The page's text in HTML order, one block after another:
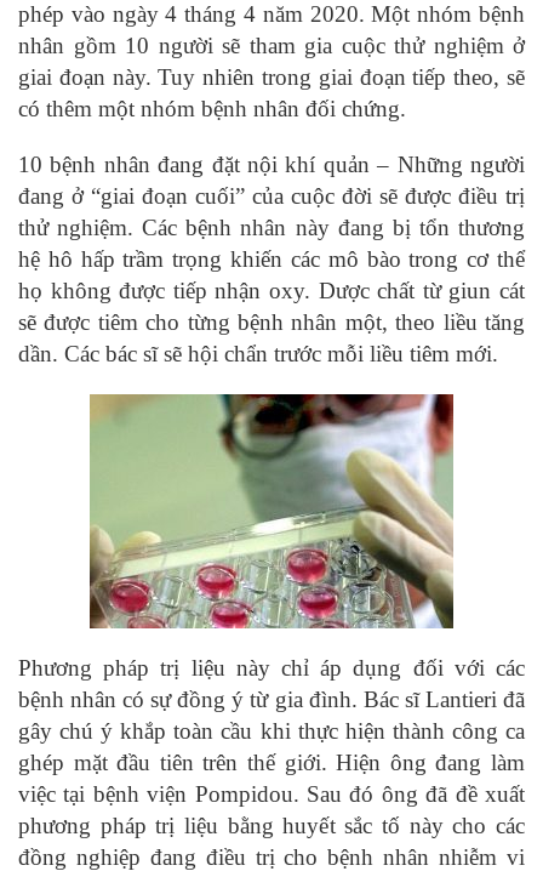
phép vào ngày 4 tháng 4 năm 2020. Một nhóm bệnh
nhân gồm 10 người sẽ tham gia cuộc thử nghiệm ở
giai đoạn này. Tuy nhiên trong giai đoạn tiếp theo, sẽ
có thêm một nhóm bệnh nhân đối chứng.
10 bệnh nhân đang đặt nội khí quản – Những người
đang ở “giai đoạn cuối” của cuộc đời sẽ được điều trị
thử nghiệm. Các bệnh nhân này đang bị tổn thương
hệ hô hấp trầm trọng khiến các mô bào trong cơ thể
họ không được tiếp nhận oxy. Dược chất từ giun cát
sẽ được tiêm cho từng bệnh nhân một, theo liều tăng
dần. Các bác sĩ sẽ hội chẩn trước mỗi liều tiêm mới.
Phương pháp trị liệu này chỉ áp dụng đối với các
bệnh nhân có sự đồng ý từ gia đình. Bác sĩ Lantieri đã
gây chú ý khắp toàn cầu khi thực hiện thành công ca
ghép mặt đầu tiên trên thế giới. Hiện ông đang làm
việc tại bệnh viện Pompidou. Sau đó ông đã đề xuất
phương pháp trị liệu bằng huyết sắc tố này cho các
đồng nghiệp đang điều trị cho bệnh nhân nhiễm vi